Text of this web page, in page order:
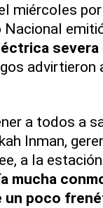
miércoles
severa
advirtieron
a todos a
Inman,
a la
mucha
un poco